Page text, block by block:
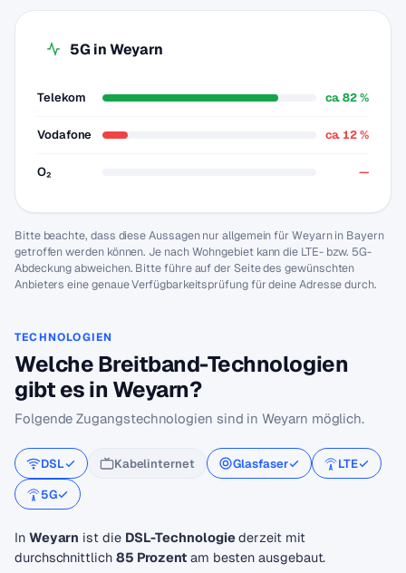
5G in Weyarn
Telekom ca. 82 %
Vodafone ca. 12 %
O₂ —
Bitte beachte, dass diese Aussagen nur allgemein für Weyarn in Bayern
getroffen werden können. Je nach Wohngebiet kann die LTE- bzw. 5G-
Abdeckung abweichen. Bitte führe auf der Seite des gewünschten
Anbieters eine genaue Verfügbarkeitsprüfung für deine Adresse durch.
TECHNOLOGIEN
Welche Breitband-Technologien
gibt es in Weyarn?
Folgende Zugangstechnologien sind in Weyarn möglich.
DSL Kabelinternet Glasfaser
LTE
5G
In Weyarn ist die DSL-Technologiederzeit mit
durchschnittlich 85 Prozentam besten ausgebaut.